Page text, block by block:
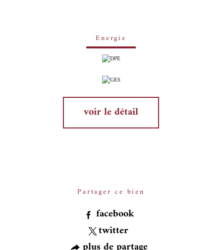
Energie
voir le détail
Partager ce bien
facebook
twitter